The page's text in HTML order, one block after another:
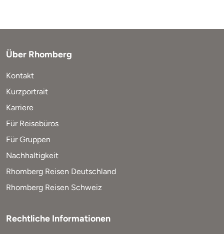
Über Rhomberg
Kontakt
Kurzportrait
Karriere
Für Reisebüros
Für Gruppen
Nachhaltigkeit
Rhomberg Reisen Deutschland
Rhomberg Reisen Schweiz
Rechtliche Informationen